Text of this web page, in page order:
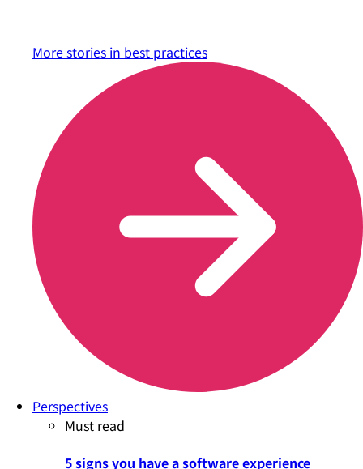
More stories in best practices
Perspectives
Must read
5 signs you have a software experience